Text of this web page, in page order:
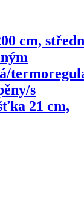
cm,
s
21 cm,